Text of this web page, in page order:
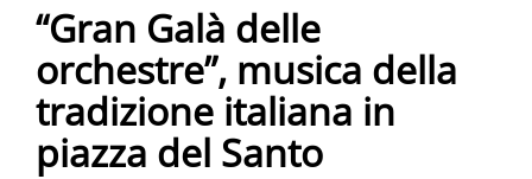
“Gran Galà delle
orchestre”, musica della
tradizione italiana in
piazza del Santo